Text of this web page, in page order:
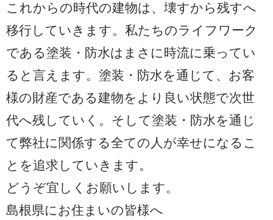
これからの時代の建物は、壊すから残すへ
移行していきます。私たちのライフワーク
である塗装・防水はまさに時流に乗ってい
ると言えます。塗装・防水を通じて、お客
様の財産である建物をより良い状態で次世
代へ残していく。そして塗装・防水を通じ
て弊社に関係する全ての人が幸せになるこ
とを追求していきます。
どうぞ宜しくお願いします。
島根県にお住まいの皆様へ